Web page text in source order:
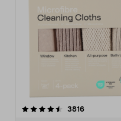
3816recensioner
4.0av 5 stjärnor